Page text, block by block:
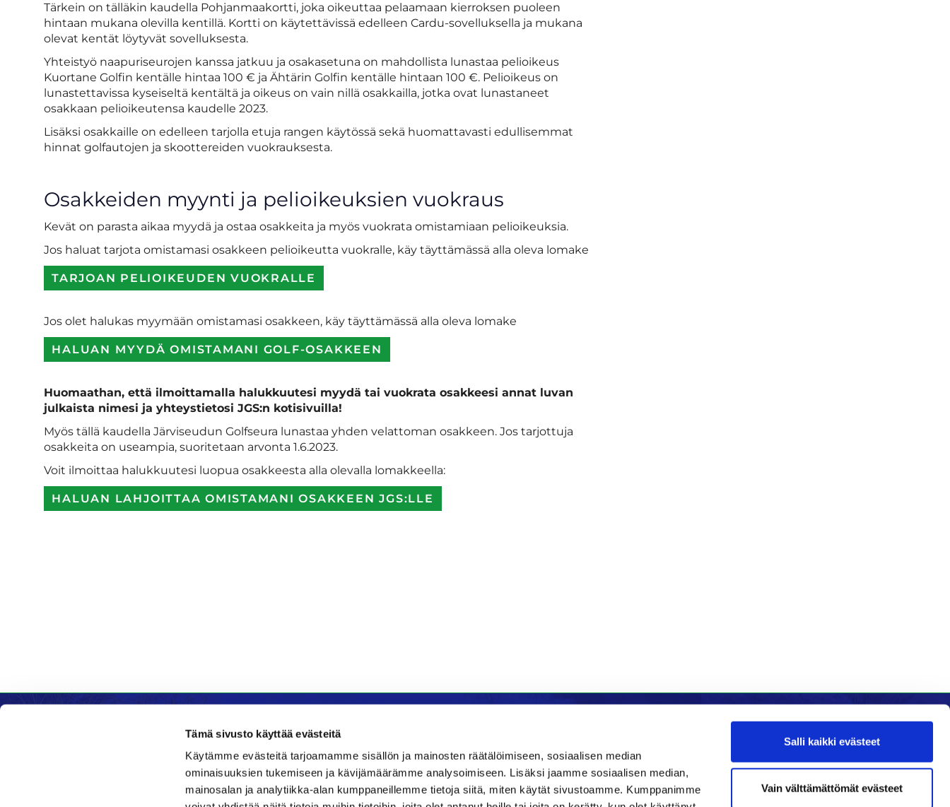
Tämä sivusto käyttää evästeitä
Käytämme evästeitä tarjoamamme sisällön ja mainosten räätälöimiseen, sosiaalisen median
ominaisuuksien tukemiseen ja kävijämäärämme analysoimiseen. Lisäksi jaamme sosiaalisen median,
mainosalan ja analytiikka-alan kumppaneillemme tietoja siitä, miten käytät sivustoamme. Kumppanimme
Salli kaikki evästeet
Vain välttämättömät evästeet
Tärkein on tälläkin kaudella Pohjanmaakortti, joka oikeuttaa pelaamaan kierroksen puoleen
hintaan mukana olevilla kentillä. Kortti on käytettävissä edelleen Cardu-sovelluksella ja mukana
olevat kentät löytyvät sovelluksesta.
Yhteistyö naapuriseurojen kanssa jatkuu ja osakasetuna on mahdollista lunastaa pelioikeus
Kuortane Golfin kentälle hintaa 100 € ja Ähtärin Golfin kentälle hintaan 100 €. Pelioikeus on
lunastettavissa kyseiseltä kentältä ja oikeus on vain nillä osakkailla, jotka ovat lunastaneet
osakkaan pelioikeutensa kaudelle 2023.
Lisäksi osakkaille on edelleen tarjolla etuja rangen käytössä sekä huomattavasti edullisemmat
hinnat golfautojen ja skoottereiden vuokrauksesta.
Osakkeiden myynti ja pelioikeuksien vuokraus
Kevät on parasta aikaa myydä ja ostaa osakkeita ja myös vuokrata omistamiaan pelioikeuksia.
Jos haluat tarjota omistamasi osakkeen pelioikeutta vuokralle, käy täyttämässä alla oleva lomake
TARJOAN PELIOIKEUDEN VUOKRALLE
Jos olet halukas myymään omistamasi osakkeen, käy täyttämässä alla oleva lomake
HALUAN MYYDÄ OMISTAMANI GOLF-OSAKKEEN
Huomaathan, että ilmoittamalla halukkuutesi myydä tai vuokrata osakkeesi annat luvan
julkaista nimesi ja yhteystietosi JGS:n kotisivuilla!
Myös tällä kaudella Järviseudun Golfseura lunastaa yhden velattoman osakkeen. Jos tarjottuja
osakkeita on useampia, suoritetaan arvonta 1.6.2023.
Voit ilmoittaa halukkuutesi luopua osakkeesta alla olevalla lomakkeella:
HALUAN LAHJOITTAA OMISTAMANI OSAKKEEN JGS:LLE
Ravintola
Daniel's Bistro
Majoitus
Kraatteri Resort
Seuraa meitä